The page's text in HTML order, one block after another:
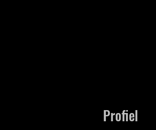
Profiel